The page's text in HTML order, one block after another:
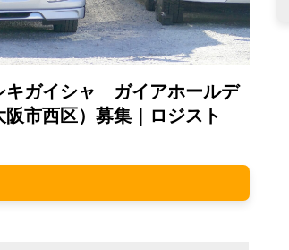
キガイシャ ガイアホールデ
市西区）募集｜ロジスト